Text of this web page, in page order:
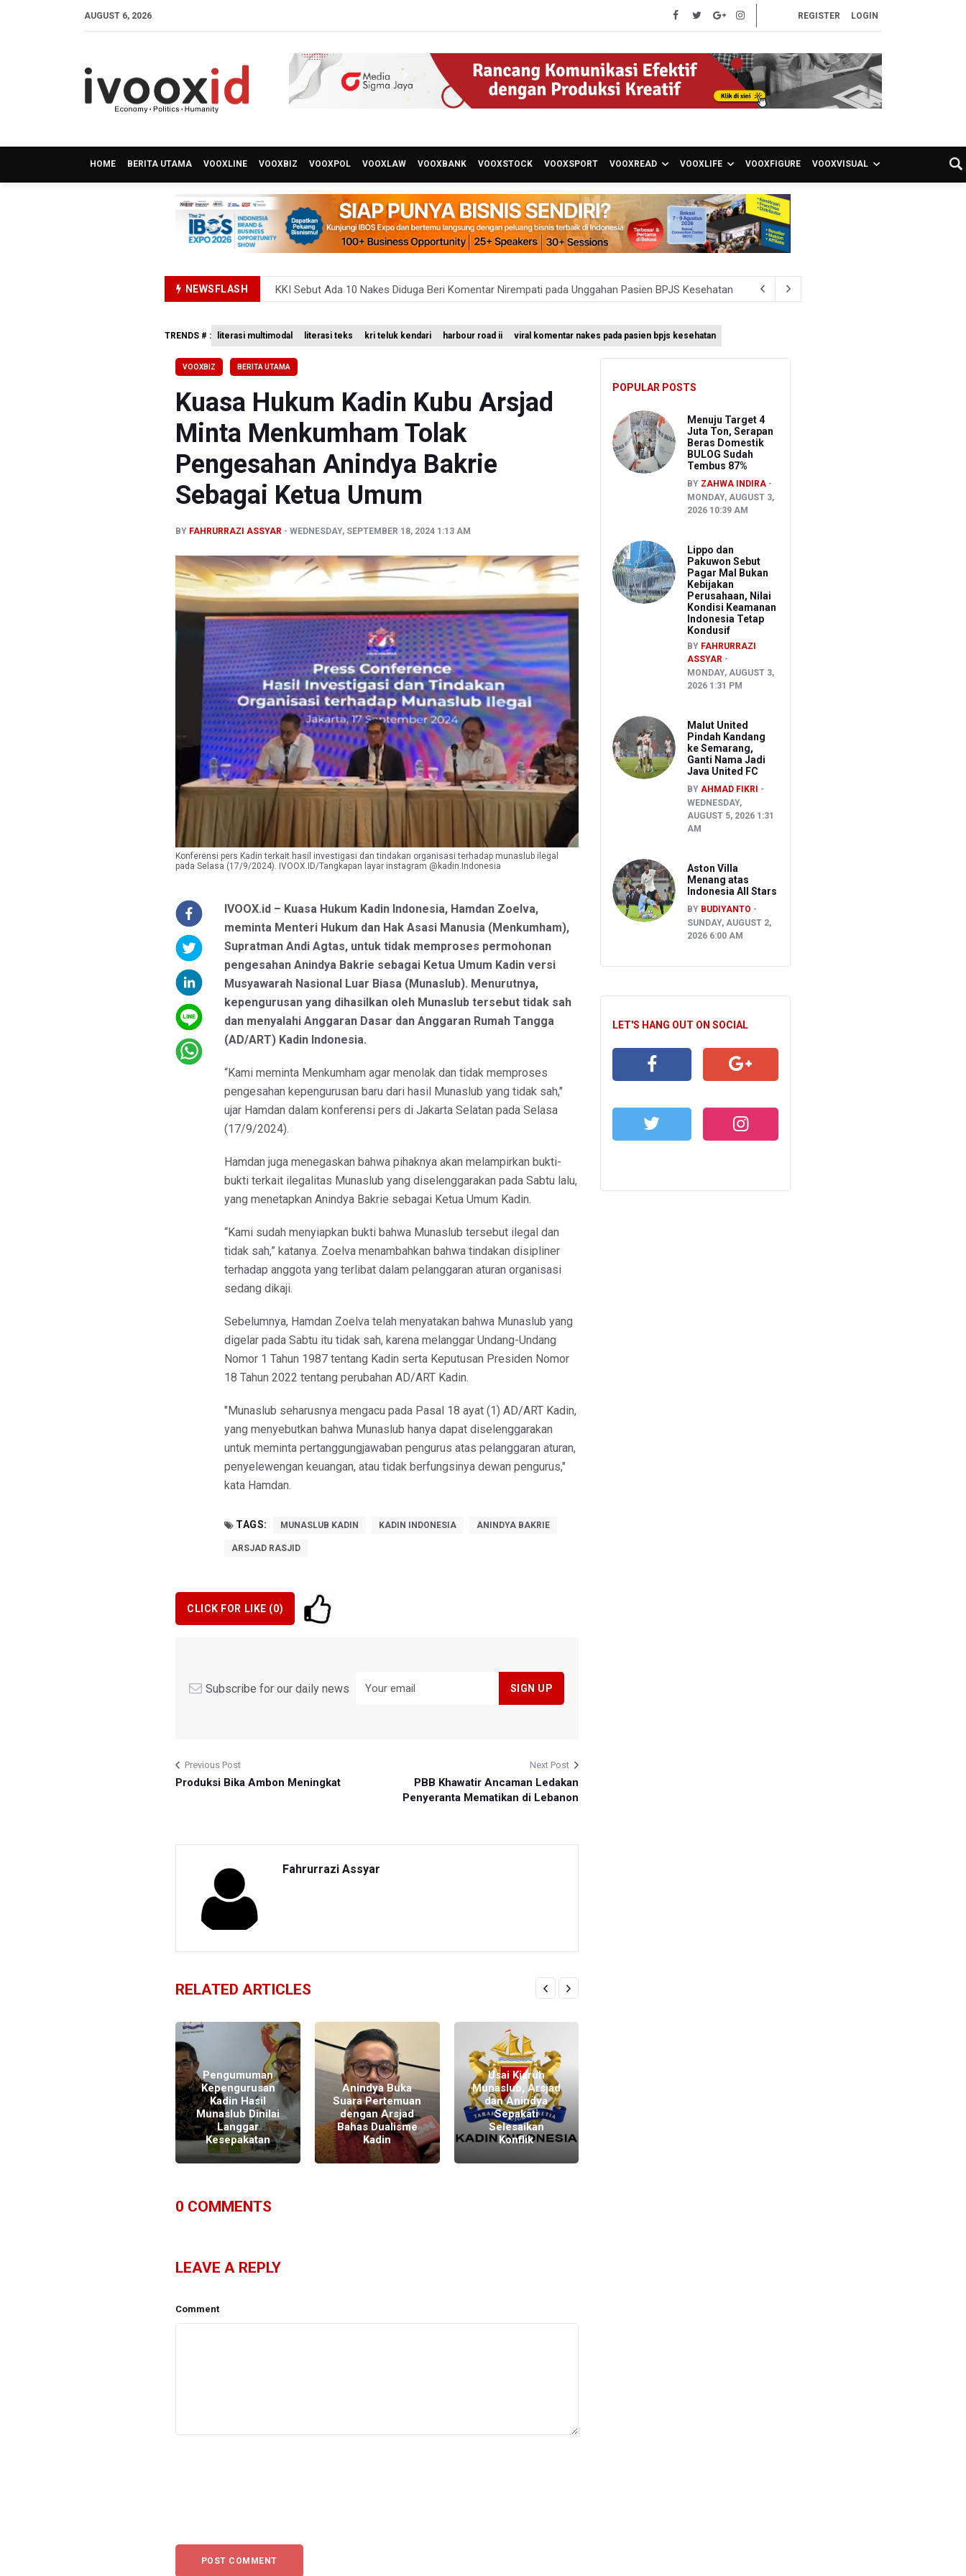
AUGUST 6, 2026 REGISTER LOGIN
HOME BERITA UTAMA VOOXLINE VOOXBIZ VOOXPOL VOOXLAW VOOXBANK VOOXSTOCK VOOXSPORT VOOXREAD VOOXLIFE VOOXFIGURE VOOXVISUAL
NEWSFLASH
Polda Metro Jaya Pulangkan Tiga WNI Korban TPPO dari Libya
Dari Literasi Teks ke Literasi Multimodal
Kemenag Terbitkan 40 Buku Digital Pendidikan Agama Islam, Dapat Diunduh Gratis
KKI Sebut Ada 10 Nakes Diduga Beri Komentar Nirempati pada Unggahan Pasien BPJS Kesehatan
TRENDS # : literasi multimodal literasi teks kri teluk kendari harbour road ii viral komentar nakes pada pasien bpjs kesehatan
VOOXBIZ BERITA UTAMA
Kuasa Hukum Kadin Kubu Arsjad
Minta Menkumham Tolak
Pengesahan Anindya Bakrie
Sebagai Ketua Umum
BY FAHRURRAZI ASSYAR WEDNESDAY, SEPTEMBER 18, 2024 1:13 AM
Konferensi pers Kadin terkait hasil investigasi dan tindakan organisasi terhadap munaslub ilegal
pada Selasa (17/9/2024). IVOOX.ID/Tangkapan layar instagram @kadin.Indonesia
IVOOX.id – Kuasa Hukum Kadin Indonesia, Hamdan Zoelva,
meminta Menteri Hukum dan Hak Asasi Manusia (Menkumham),
Supratman Andi Agtas, untuk tidak memproses permohonan
pengesahan Anindya Bakrie sebagai Ketua Umum Kadin versi
Musyawarah Nasional Luar Biasa (Munaslub). Menurutnya,
kepengurusan yang dihasilkan oleh Munaslub tersebut tidak sah
dan menyalahi Anggaran Dasar dan Anggaran Rumah Tangga
(AD/ART) Kadin Indonesia.
“Kami meminta Menkumham agar menolak dan tidak memproses
pengesahan kepengurusan baru dari hasil Munaslub yang tidak sah,"
ujar Hamdan dalam konferensi pers di Jakarta Selatan pada Selasa
(17/9/2024).
Hamdan juga menegaskan bahwa pihaknya akan melampirkan bukti-
bukti terkait ilegalitas Munaslub yang diselenggarakan pada Sabtu lalu,
yang menetapkan Anindya Bakrie sebagai Ketua Umum Kadin.
“Kami sudah menyiapkan bukti bahwa Munaslub tersebut ilegal dan
tidak sah,” katanya. Zoelva menambahkan bahwa tindakan disipliner
terhadap anggota yang terlibat dalam pelanggaran aturan organisasi
sedang dikaji.
Sebelumnya, Hamdan Zoelva telah menyatakan bahwa Munaslub yang
digelar pada Sabtu itu tidak sah, karena melanggar Undang-Undang
Nomor 1 Tahun 1987 tentang Kadin serta Keputusan Presiden Nomor
18 Tahun 2022 tentang perubahan AD/ART Kadin.
"Munaslub seharusnya mengacu pada Pasal 18 ayat (1) AD/ART Kadin,
yang menyebutkan bahwa Munaslub hanya dapat diselenggarakan
untuk meminta pertanggungjawaban pengurus atas pelanggaran aturan,
penyelewengan keuangan, atau tidak berfungsinya dewan pengurus,"
kata Hamdan.
TAGS: MUNASLUB KADIN KADIN INDONESIA ANINDYA BAKRIE
ARSJAD RASJID
CLICK FOR LIKE (0)
Subscribe for our daily news
Previous Post
Produksi Bika Ambon Meningkat
Next Post
PBB Khawatir Ancaman Ledakan
Penyeranta Mematikan di Lebanon
Fahrurrazi Assyar
RELATED ARTICLES
Pengumuman
Kepengurusan
Kadin Hasil
Munaslub Dinilai
Langgar
Kesepakatan
Anindya Buka
Suara Pertemuan
dengan Arsjad
Bahas Dualisme
Kadin
Usai Kisruh
Munaslub, Arsjad
dan Anindya
Sepakati
Selesaikan
Konflik
0 COMMENTS
LEAVE A REPLY
Comment
POPULAR POSTS
Menuju Target 4
Juta Ton, Serapan
Beras Domestik
BULOG Sudah
Tembus 87%
BY ZAHWA INDIRA
MONDAY, AUGUST 3,
2026 10:39 AM
Lippo dan
Pakuwon Sebut
Pagar Mal Bukan
Kebijakan
Perusahaan, Nilai
Kondisi Keamanan
Indonesia Tetap
Kondusif
BY FAHRURRAZI
ASSYAR
MONDAY, AUGUST 3,
2026 1:31 PM
Malut United
Pindah Kandang
ke Semarang,
Ganti Nama Jadi
Java United FC
BY AHMAD FIKRI
WEDNESDAY,
AUGUST 5, 2026 1:31
AM
Aston Villa
Menang atas
Indonesia All Stars
BY BUDIYANTO
SUNDAY, AUGUST 2,
2026 6:00 AM
LET'S HANG OUT ON SOCIAL